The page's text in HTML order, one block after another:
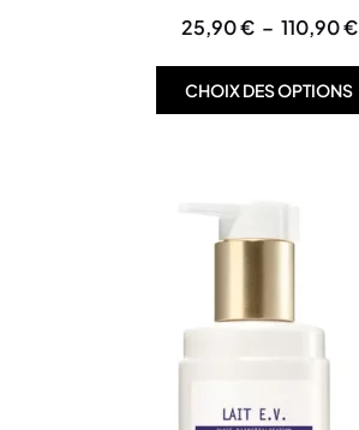
25,90€ – 110,90€
CHOIX DES OPTIONS